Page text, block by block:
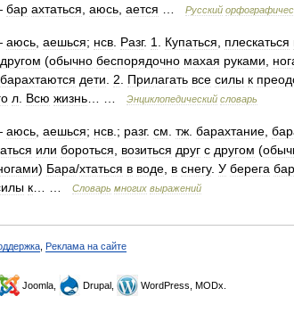
бар ахтаться аюсь ается Русский
аюсь аешься; нсв Разг. 1 Купаться плескаться
другом (обычно беспорядочно махая руками
барахтаются дети 2 Прилагать все силы к
л Всю жизнь Энциклопедический словарь
аюсь аешься; нсв .; разг. см тж барахтание
или бороться возиться друг с другом (
) Бара/хтаться в воде в снегу. У берега
к Словарь многих выражений
Реклама на сайте
Joomla, Drupal, WordPress, MODx.